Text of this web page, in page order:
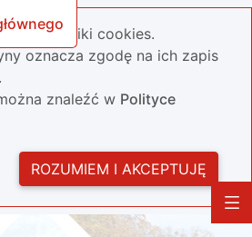
pliki cookies.
oznacza zgodę na ich zapis
znaleźć w Polityce
ROZUMIEM I AKCEPTUJĘ